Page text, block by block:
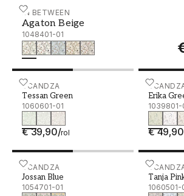
IN BETWEEN
Agaton Beige
1048401-01
Agaton Beige - 1048401-01
SCANDZA
Tessan Green
1060601-01
€ 39,90/rol
Tessan Green - 1060601-01
Erika
1039801-
€ 49,90
Erika
SCANDZA
Jossan Blue
1054701-01
Jossan Blue - 1054701-01
Tanja
1060501-
Tanja